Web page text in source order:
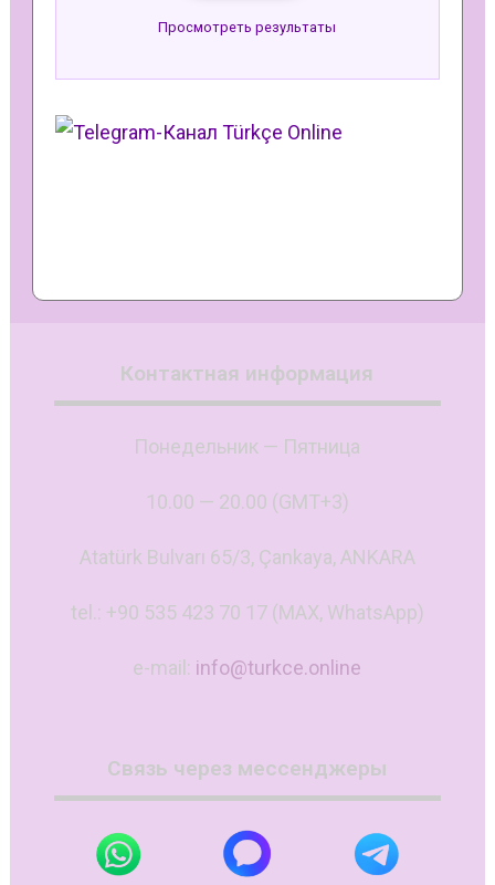
Просмотреть результаты
Контактная информация
Понедельник — Пятница
10.00 — 20.00 (GMT+3)
Atatürk Bulvarı 65/3, Çankaya, ANKARA
tel.: +90 535 423 70 17 (MAX, WhatsApp)
e-mail: info@turkce.online
Связь через мессенджеры